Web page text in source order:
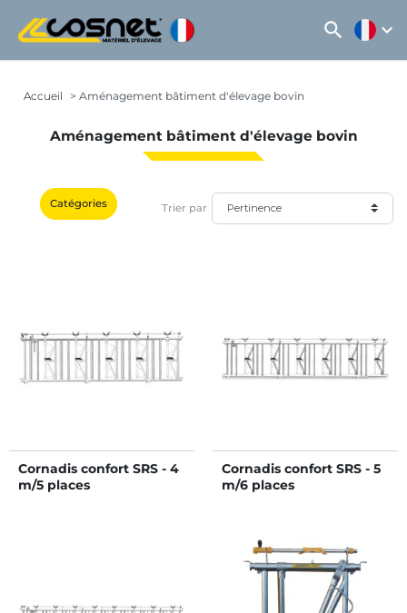
search expand_more
Accueil Aménagement bâtiment d'élevage bovin
Aménagement bâtiment d'élevage bovin
Catégories Trier par
Cornadis confort SRS - 4
m/5 places
Cornadis confort SRS - 5
m/6 places